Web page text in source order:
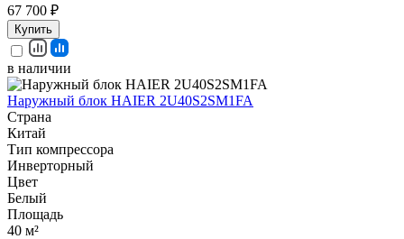
67 700 ₽
Купить
в наличии
Наружный блок HAIER 2U40S2SM1FA
Страна
Китай
Тип компрессора
Инверторный
Цвет
Белый
Площадь
40 м²